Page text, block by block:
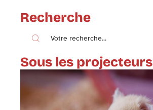
Recherche
Sous les projecteurs